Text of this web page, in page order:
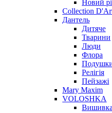
Новий
Collection
Дантель
Дитяче
Тварини
Люди
Флора
Релігія
Пейзажі
Mary Maxim
VOLOSHKA